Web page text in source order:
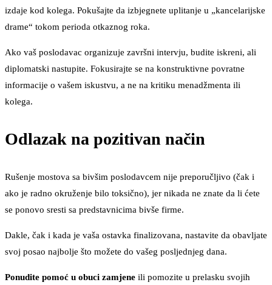
izdaje kod kolega. Pokušajte da izbjegnete uplitanje u „kancelarijske
drame“ tokom perioda otkaznog roka.
Ako vaš poslodavac organizuje završni intervju, budite iskreni, ali
diplomatski nastupite. Fokusirajte se na konstruktivne povratne
informacije o vašem iskustvu, a ne na kritiku menadžmenta ili
kolega.
Odlazak na pozitivan način
Rušenje mostova sa bivšim poslodavcem nije preporučljivo (čak i
ako je radno okruženje bilo toksično), jer nikada ne znate da li ćete
se ponovo sresti sa predstavnicima bivše firme.
Dakle, čak i kada je vaša ostavka finalizovana, nastavite da obavljate
svoj posao najbolje što možete do vašeg posljednjeg dana.
Ponudite pomoć u obuci zamjene ili pomozite u prelasku svojih